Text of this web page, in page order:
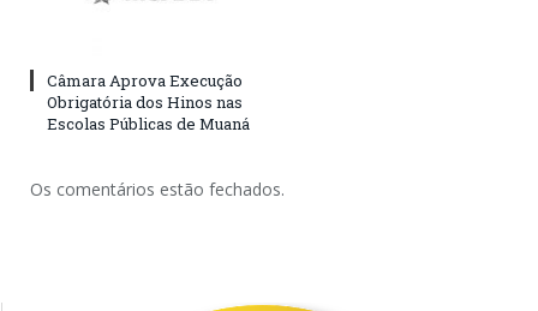
Câmara Aprova Execução
Obrigatória dos Hinos nas
Escolas Públicas de Muaná
Os comentários estão fechados.